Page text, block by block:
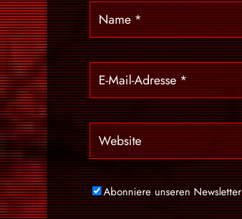
Abonniere unseren Newsletter